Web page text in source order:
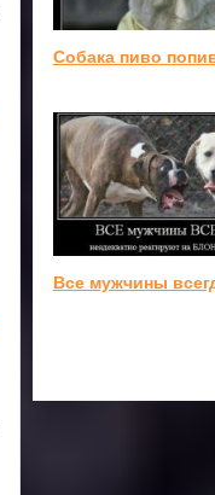
Собака пиво
Все мужчины